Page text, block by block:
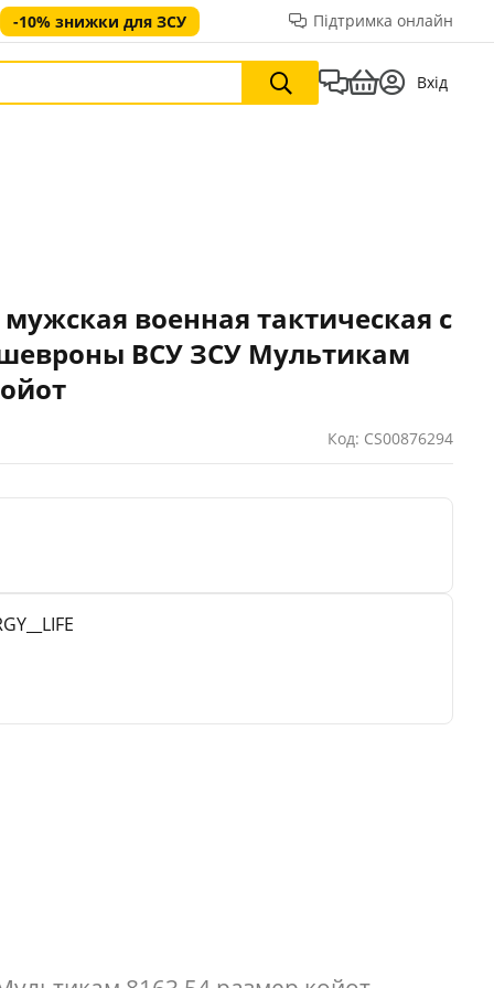
-10% знижки для ЗСУ Підтримка онлайн
Вхід
военная тактическая с
ВСУ ЗСУ Мультикам
Код: CS00876294